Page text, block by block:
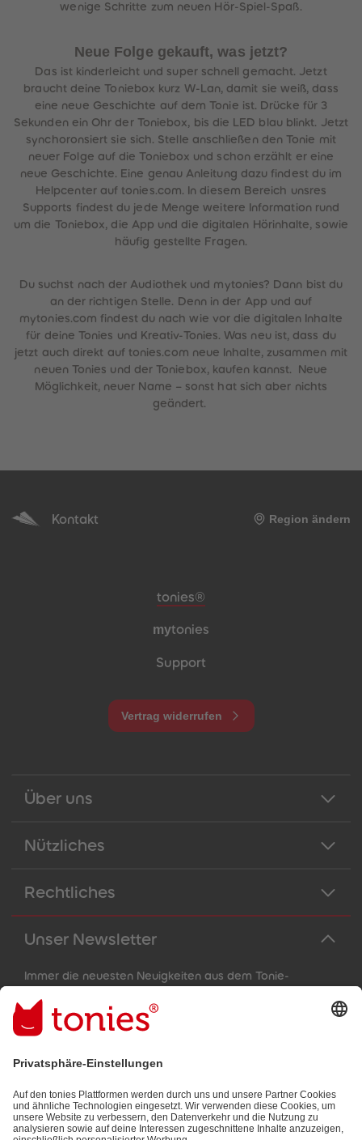
wenige Schritte zum neuen Hör-Spiel-Spaß.
Neue Folge gekauft, was jetzt?
Das ist kinderleicht und super schnell gemacht. Jetzt
braucht deine Toniebox kurz W-Lan, damit sie weiß, dass
eine neue Geschichte auf dem Tonie ist. Drücke für 3
Sekunden ein Ohr der Toniebox, bis die LED blau blinkt. Jetzt
synchoronsiert sie sich. Stelle anschließen den Tonie mit
neuer Folge auf die Toniebox und schon erzählt er eine
neue Geschichte. Eine genau Anleitung dazu findest du im
Helpcenter auf tonies.com. In diesem Bereich unsres
Supports findest du jede Menge weitere Information rund
um die Toniebox, die App und die digitalen Hörinhalte, sowie
häufig gestellte Fragen.
Du suchst nach der Audiothek und mytonies? Dann bist du
an der richtigen Stelle. Denn in der App und auf
mytonies.com findest du nach wie vor die digitalen Inhalte
für deine Tonies und Kreativ-Tonies. Was neu ist, dass du
jetzt auch direkt auf tonies.com neue Inhalte, zusammen mit
neuen Tonies und der Toniebox, kaufen kannst. Neue
Möglichkeit, neuer Name – sonst hat sich aber nichts
geändert.
Kontakt Region ändern
Meta-Navigation Footer
tonies®
mytonies
Support
Vertrag widerrufen
Über uns
Nützliches
Rechtliches
Unser Newsletter
Immer die neuesten Neuigkeiten aus dem Tonie-
E-Mail-Addresse
Mit dem Absenden abonnierst du unseren E-Mail-Newsletter, der
informationen) und den von dir zu Werbezwecken bereitgestellten
Interaktionsinformationen (z.B. Abspielinformationen) basiert. Du
kannst den Newsletter jederzeit kostenlos abbestellen.
Datenschutzbestimmungen.